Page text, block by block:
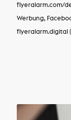
flyeralarm.com/
Werbung,
flyeralarm.digital